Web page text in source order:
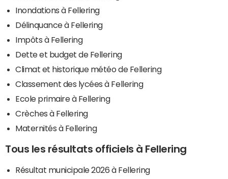
Inondations à Fellering
Délinquance à Fellering
Impôts à Fellering
Dette et budget de Fellering
Climat et historique météo de Fellering
Classement des lycées à Fellering
Ecole primaire à Fellering
Crèches à Fellering
Maternités à Fellering
Tous les résultats officiels à Fellering
Résultat municipale 2026 à Fellering